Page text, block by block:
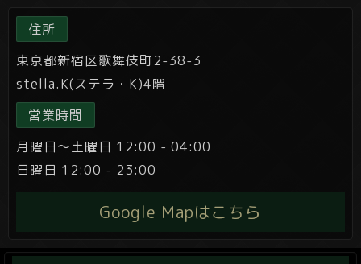
住所
東京都新宿区歌舞伎町2-38-3
stella.K(ステラ・K)4階
営業時間
月曜日～土曜日 12:00 - 04:00
日曜日 12:00 - 23:00
Google Mapはこちら